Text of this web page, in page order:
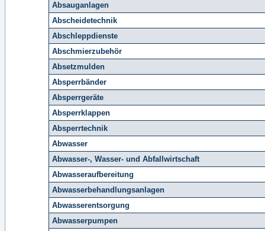
Absauganlagen
Abscheidetechnik
Abschleppdienste
Abschmierzubehör
Absetzmulden
Absperrbänder
Absperrgeräte
Absperrklappen
Absperrtechnik
Abwasser
Abwasser-, Wasser- und Abfallwirtschaft
Abwasseraufbereitung
Abwasserbehandlungsanlagen
Abwasserentsorgung
Abwasserpumpen